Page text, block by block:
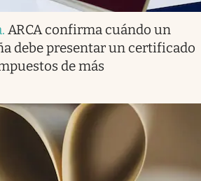
. ARCA confirma cuándo un
debe presentar un certificado
de más